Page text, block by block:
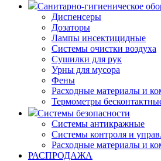
Санитарно-гигиеническое
Диспенсеры
Дозаторы
Лампы инсектицидные
Системы очистки воздуха
Сушилки для рук
Урны для мусора
Фены
Расходные материалы и
Термометры
Системы безопасности
Системы антикражные
Системы контроля и
Расходные материалы и
РАСПРОДАЖА